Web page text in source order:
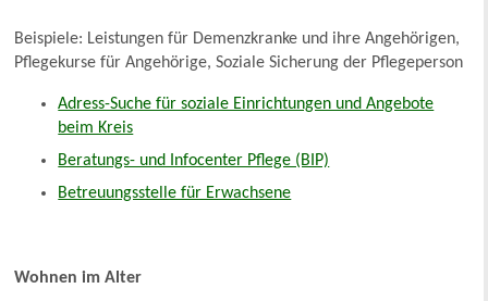
Beispiele: Leistungen für Demenzkranke und ihre Angehörigen,
Pflegekurse für Angehörige, Soziale Sicherung der Pflegeperson
Adress-Suche für soziale Einrichtungen und Angebote
beim Kreis
Beratungs- und Infocenter Pflege (BIP)
Betreuungsstelle für Erwachsene
Wohnen im Alter